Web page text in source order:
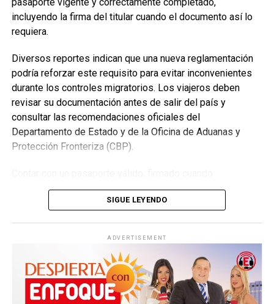
Durante los tres días, los asistentes podrán disfrutar de
discursos basados en la Biblia, entrevistas, videos cortos
la vida diaria.
Las fechas, horarios y sedes de cada asamblea regional
pueden consultarse mediante el Buscador de Asambleas
Regionales disponible en el sitio oficial JW.ORG, donde
también se encuentra el programa completo del evento.
Como parte del programa mundial de 2026, los Testigos
delegados compartirán un mismo programa basado en la
Biblia bajo el lema “Felices para siempre”.
Entre las ciudades anfitrionas confirmadas se encuentran:
incluyendo la firma del titular cuando el documento así lo
requiera.
Diversos reportes indican que una nueva reglamentación
podría reforzar este requisito para evitar inconvenientes
durante los controles migratorios. Los viajeros deben
revisar su documentación antes de salir del país y
consultar las recomendaciones oficiales del
Departamento de Estado y de la Oficina de Aduanas y
Protección Fronteriza (CBP).
corresponda y en buen estado puede evitar retrasos o
problemas durante el ingreso a Estados Unidos.
SIGUE LEYENDO
ADVERTISEMENT